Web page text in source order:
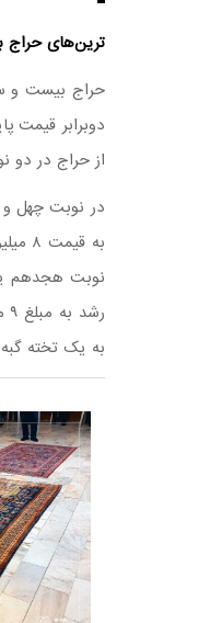
ترین‌های
حراج بیست و
دوبرابر قیمت
از حراج در دو
به یک تخته